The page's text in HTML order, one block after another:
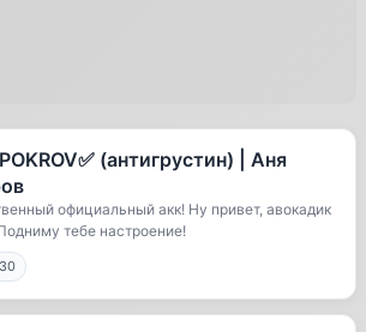
(антигрустин) | Аня
официальный акк! Ну привет, авокадик
тебе настроение!